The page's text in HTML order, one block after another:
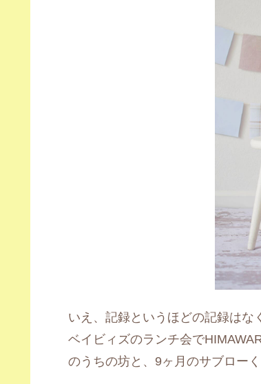
いえ、記録というほどの記録はな
ベイビィズのランチ会で
のうちの坊と、9ヶ月のサブロー